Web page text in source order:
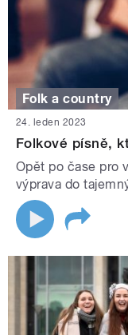
Folk a country
24. leden 2023
Folkové písně,
Opět po čase pro
výprava do